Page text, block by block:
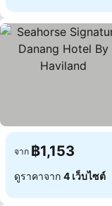
จาก ฿1,153
ดูราคาจาก 4 เว็บไซต์